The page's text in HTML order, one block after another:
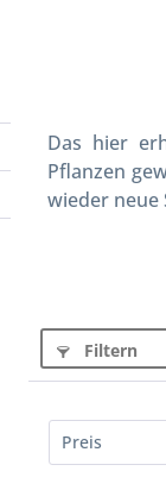
Das hier
Pflanzen
wieder neue
Filtern
Preis